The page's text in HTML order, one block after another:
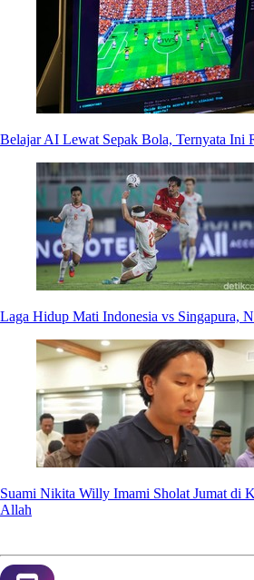
Belajar AI Lewat Sepak Bola, Ternyata Ini
Laga Hidup Mati Indonesia vs Singapura,
Suami Nikita Willy Imami Sholat Jumat di
Allah